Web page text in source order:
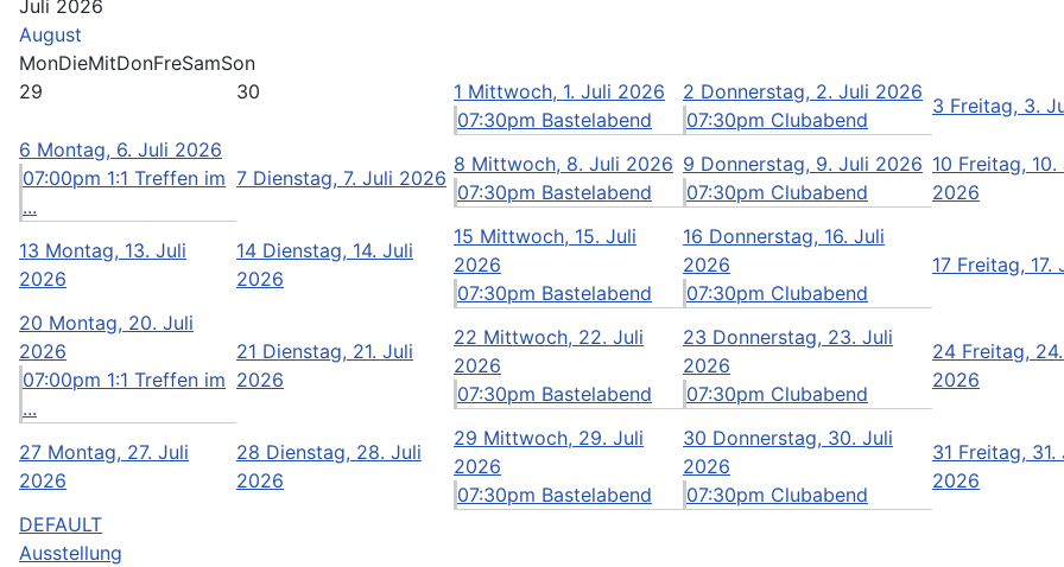
Juli 2026
August
MonDieMitDonFreSamSon
29
30 1 Mittwoch, 1. Juli 2026
07:30pm Bastelabend
2 Donnerstag, 2. Juli 2026
07:30pm Clubabend
3 Freitag, 3.
6 Montag, 6. Juli 2026
07:00pm 1:1 Treffen im
...
7 Dienstag, 7. Juli 2026
8 Mittwoch, 8. Juli 2026
07:30pm Bastelabend
9 Donnerstag, 9. Juli 2026
07:30pm Clubabend
10 Freitag, 10.
2026
13 Montag, 13. Juli
2026
14 Dienstag, 14. Juli
2026
15 Mittwoch, 15. Juli
2026
07:30pm Bastelabend
16 Donnerstag, 16. Juli
2026
07:30pm Clubabend
17 Freitag, 17.
20 Montag, 20. Juli
2026
07:00pm 1:1 Treffen im
...
21 Dienstag, 21. Juli
2026
22 Mittwoch, 22. Juli
2026
07:30pm Bastelabend
23 Donnerstag, 23. Juli
2026
07:30pm Clubabend
24 Freitag,
2026
27 Montag, 27. Juli
2026
28 Dienstag, 28. Juli
2026
29 Mittwoch, 29. Juli
2026
07:30pm Bastelabend
30 Donnerstag, 30. Juli
2026
07:30pm Clubabend
31 Freitag, 31.
2026
DEFAULT
Ausstellung